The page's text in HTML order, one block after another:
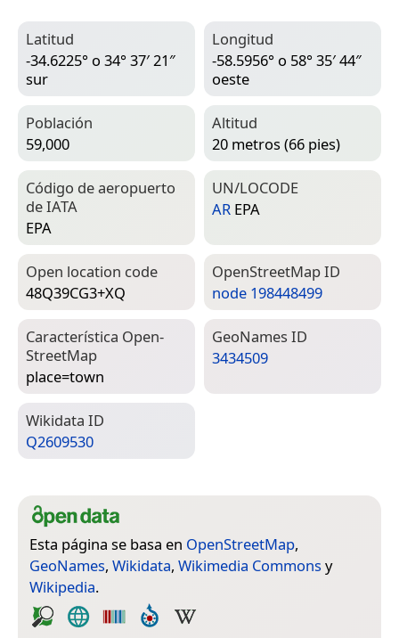
Latitud
-34.6225° o 34° 37′ 21″
sur
Longitud
-58.5956° o 58° 35′ 44″
oeste
Población
59,000
Altitud
20 metros (66 pies)
Código de aeropuerto
de IATA
EPA
UN/LOCODE
AR EPA
Open location code
48Q39CG3+XQ
Open­Street­Map ID
node 198448499
Característica Open­
Street­Map
place=­town
Geo­Names ID
3434509
Wiki­data ID
Q2609530
Esta página se basa en OpenStreetMap,
GeoNames, Wikidata, Wikimedia Commons y
Wikipedia.